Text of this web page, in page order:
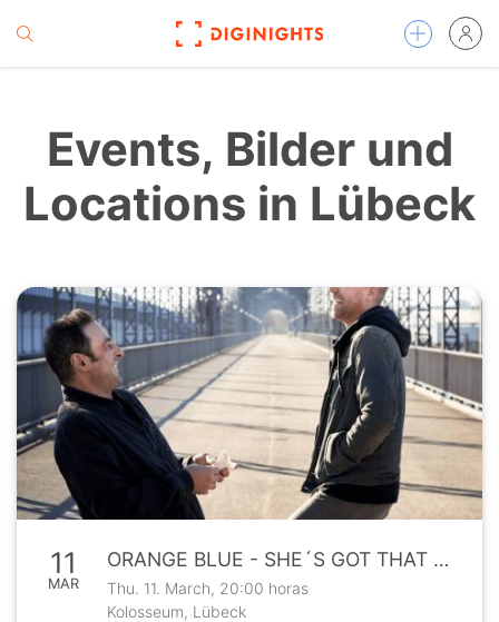
Events, Bilder und
Locations in Lübeck
11
MAR
ORANGE BLUE - SHE´S GOT THAT LIGHT TOUR 2027
Thu. 11. March, 20:00 horas
Kolosseum, Lübeck